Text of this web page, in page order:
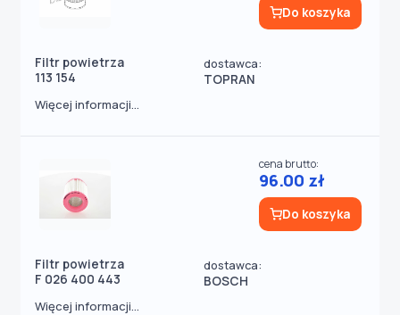
Filtr powietrza
113 154
dostawca:
TOPRAN
Do koszyka
Więcej informacji...
Filtr powietrza
F 026 400 443
dostawca:
BOSCH
cena brutto:
96.00 zł
Do koszyka
Więcej informacji...